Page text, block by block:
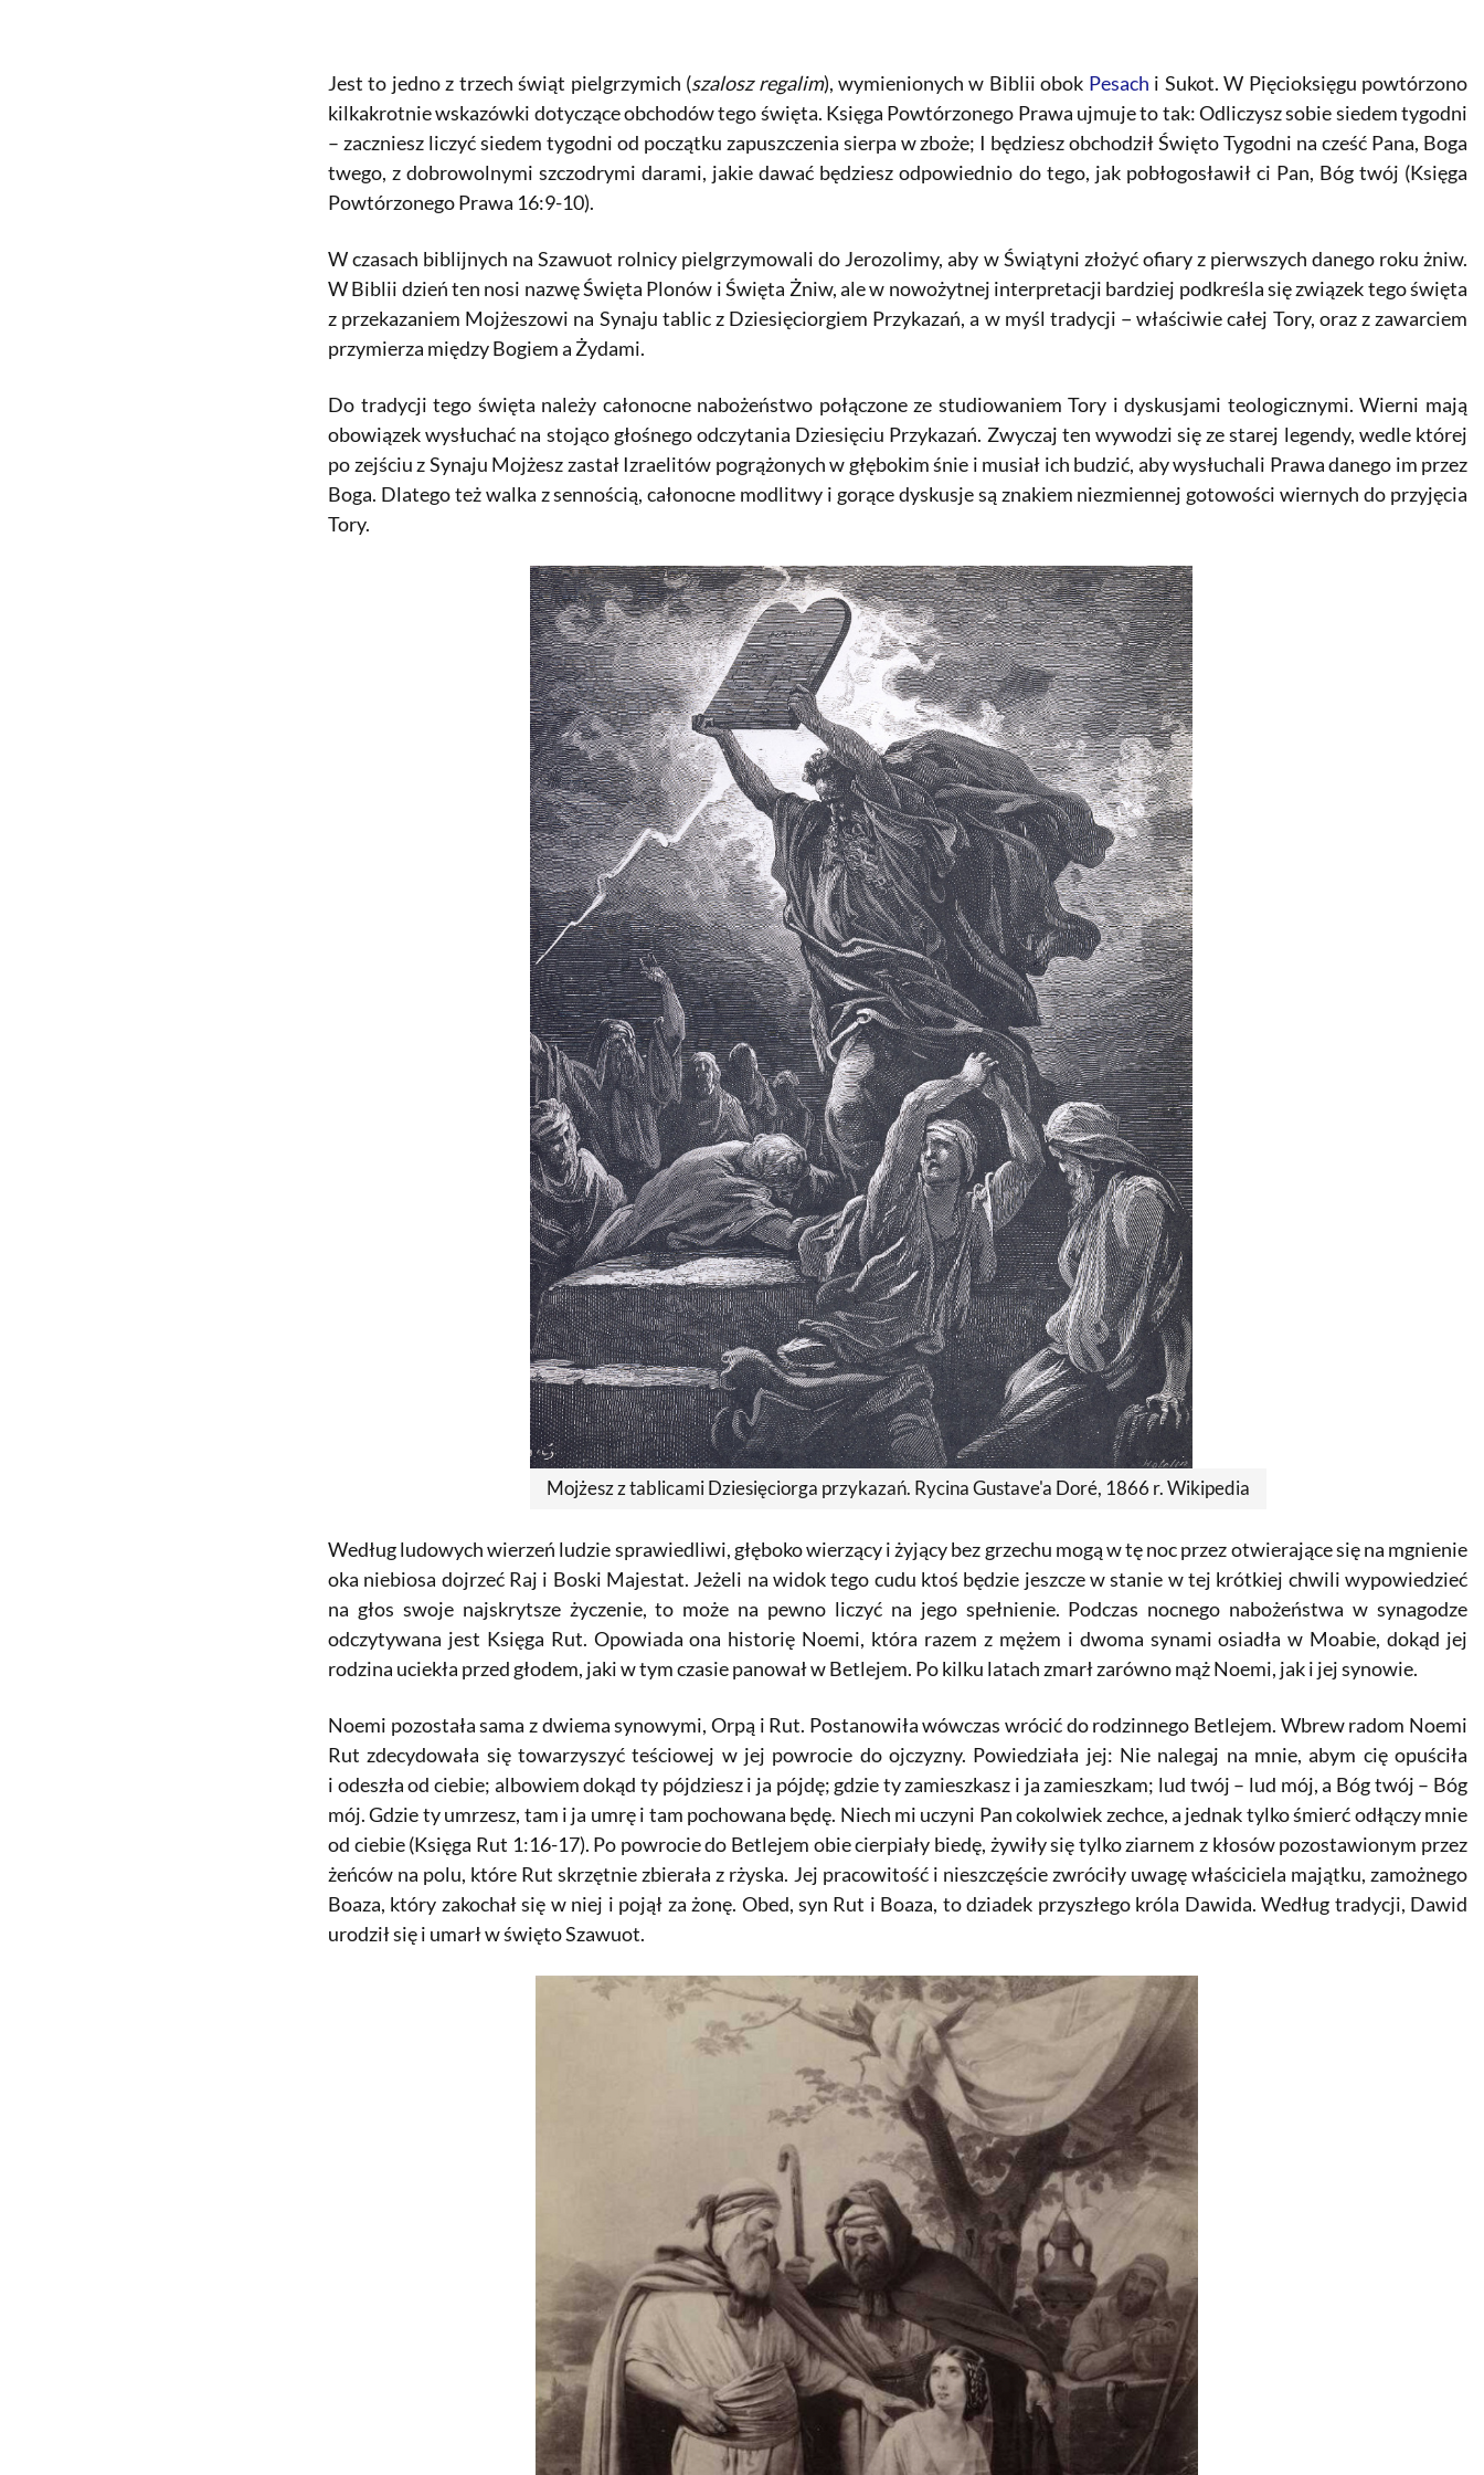
Jest to jedno z trzech świąt pielgrzymich (szalosz regalim), wymienionych w Biblii obok Pesach i Sukot. W Pięcioksięgu powtórzono
kilkakrotnie wskazówki dotyczące obchodów tego święta. Księga Powtórzonego Prawa ujmuje to tak: Odliczysz sobie siedem tygodni
– zaczniesz liczyć siedem tygodni od początku zapuszczenia sierpa w zboże; I będziesz obchodził Święto Tygodni na cześć Pana, Boga
twego, z dobrowolnymi szczodrymi darami, jakie dawać będziesz odpowiednio do tego, jak pobłogosławił ci Pan, Bóg twój (Księga
Powtórzonego Prawa 16:9-10).
W czasach biblijnych na Szawuot rolnicy pielgrzymowali do Jerozolimy, aby w Świątyni złożyć ofiary z pierwszych danego roku żniw.
W Biblii dzień ten nosi nazwę Święta Plonów i Święta Żniw, ale w nowożytnej interpretacji bardziej podkreśla się związek tego święta
z przekazaniem Mojżeszowi na Synaju tablic z Dziesięciorgiem Przykazań, a w myśl tradycji − właściwie całej Tory, oraz z zawarciem
przymierza między Bogiem a Żydami.
Do tradycji tego święta należy całonocne nabożeństwo połączone ze studiowaniem Tory i dyskusjami teologicznymi. Wierni mają
obowiązek wysłuchać na stojąco głośnego odczytania Dziesięciu Przykazań. Zwyczaj ten wywodzi się ze starej legendy, wedle której
po zejściu z Synaju Mojżesz zastał Izraelitów pogrążonych w głębokim śnie i musiał ich budzić, aby wysłuchali Prawa danego im przez
Boga. Dlatego też walka z sennością, całonocne modlitwy i gorące dyskusje są znakiem niezmiennej gotowości wiernych do przyjęcia
Tory.
Mojżesz z tablicami Dziesięciorga przykazań. Rycina Gustave'a Doré, 1866 r. Wikipedia
Według ludowych wierzeń ludzie sprawiedliwi, głęboko wierzący i żyjący bez grzechu mogą w tę noc przez otwierające się na mgnienie
oka niebiosa dojrzeć Raj i Boski Majestat. Jeżeli na widok tego cudu ktoś będzie jeszcze w stanie w tej krótkiej chwili wypowiedzieć
na głos swoje najskrytsze życzenie, to może na pewno liczyć na jego spełnienie. Podczas nocnego nabożeństwa w synagodze
odczytywana jest Księga Rut. Opowiada ona historię Noemi, która razem z mężem i dwoma synami osiadła w Moabie, dokąd jej
rodzina uciekła przed głodem, jaki w tym czasie panował w Betlejem. Po kilku latach zmarł zarówno mąż Noemi, jak i jej synowie.
Noemi pozostała sama z dwiema synowymi, Orpą i Rut. Postanowiła wówczas wrócić do rodzinnego Betlejem. Wbrew radom Noemi
Rut zdecydowała się towarzyszyć teściowej w jej powrocie do ojczyzny. Powiedziała jej: Nie nalegaj na mnie, abym cię opuściła
i odeszła od ciebie; albowiem dokąd ty pójdziesz i ja pójdę; gdzie ty zamieszkasz i ja zamieszkam; lud twój – lud mój, a Bóg twój – Bóg
mój. Gdzie ty umrzesz, tam i ja umrę i tam pochowana będę. Niech mi uczyni Pan cokolwiek zechce, a jednak tylko śmierć odłączy mnie
od ciebie (Księga Rut 1:16-17). Po powrocie do Betlejem obie cierpiały biedę, żywiły się tylko ziarnem z kłosów pozostawionym przez
żeńców na polu, które Rut skrzętnie zbierała z rżyska. Jej pracowitość i nieszczęście zwróciły uwagę właściciela majątku, zamożnego
Boaza, który zakochał się w niej i pojął za żonę. Obed, syn Rut i Boaza, to dziadek przyszłego króla Dawida. Według tradycji, Dawid
urodził się i umarł w święto Szawuot.